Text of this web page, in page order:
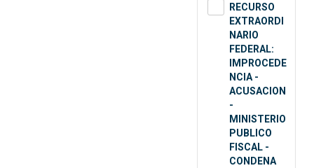
RECURSO
EXTRAORDI
NARIO
FEDERAL:
IMPROCEDE
NCIA -
ACUSACION
-
MINISTERIO
PUBLICO
FISCAL -
CONDENA